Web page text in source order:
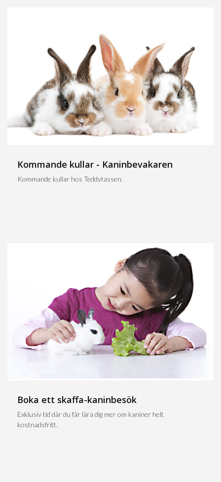
Kommande kullar - Kaninbevakaren
Kommande kullar hos Teddytassen.
Boka ett skaffa-kaninbesök
Exklusiv tid där du får lära dig mer om kaniner helt
kostnadsfritt.